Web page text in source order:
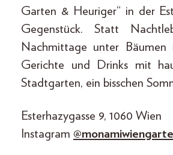
Garten & Heuriger“ in der
Gegenstück. Statt
Nachmittage unter
Gerichte und Drinks mit
Stadtgarten, ein bisschen
Esterhazygasse 9, 1060 Wien
Instagram